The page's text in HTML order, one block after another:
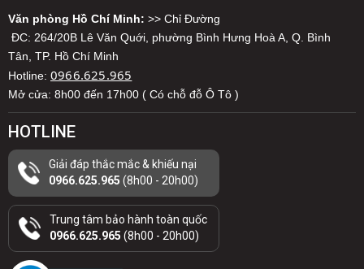
Văn phòng Hồ Chí Minh: >> Chỉ Đường
ĐC: 264/20B Lê Văn Quới, phường Bình Hưng Hoà A, Q. Bình
Tân, TP. Hồ Chí Minh
Hotline: 0966.625.965
Mở cửa: 8h00 đến 17h00 ( Có chỗ đỗ Ô Tô )
HOTLINE
Giải đáp thắc mắc & khiếu nại
0966.625.965 (8h00 - 20h00)
Trung tâm bảo hành toàn quốc
0966.625.965 (8h00 - 20h00)